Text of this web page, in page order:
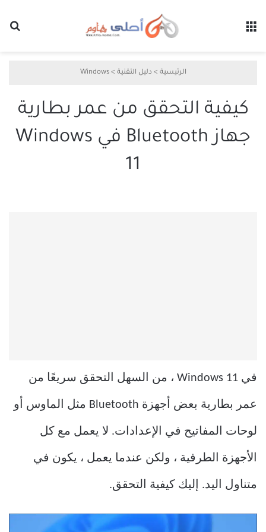
الرئيسية > دليل التقنية >
Windows
كيفية التحقق من عمر بطارية
جهاز Bluetooth في Windows
11
في Windows 11 ، من السهل التحقق سريعًا من
عمر بطارية بعض أجهزة Bluetooth مثل الماوس أو
لوحات المفاتيح في الإعدادات. لا يعمل مع كل
الأجهزة الطرفية ، ولكن عندما يعمل ، يكون في
متناول اليد. إليك كيفية التحقق.